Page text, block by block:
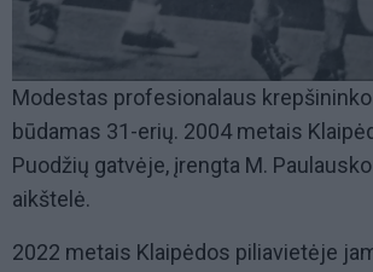
Modestas profesionalaus
būdamas 31-erių. 2004 metais
Puodžių gatvėje, įrengta M.
aikštelė.
2022 metais Klaipėdos piliavietėje